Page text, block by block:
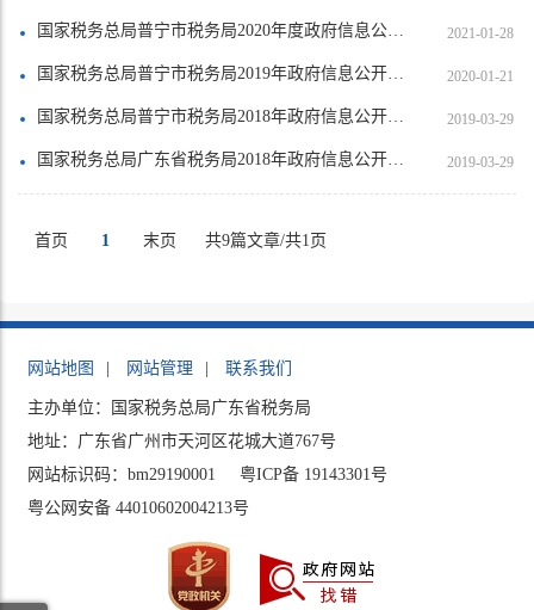
国家税务总局普宁市税务局2020年度政府信息公开工作年度报告 2021-01-28
国家税务总局普宁市税务局2019年政府信息公开工作年度报告 2020-01-21
国家税务总局普宁市税务局2018年政府信息公开工作年度报告 2019-03-29
国家税务总局广东省税务局2018年政府信息公开年度报告 2019-03-29
首页 1 末页 共9篇文章/共1页
网站地图 网站管理 联系我们
主办单位：国家税务总局广东省税务局
地址：广东省广州市天河区花城大道767号
网站标识码：bm29190001
粤ICP备 19143301号
粤公网安备 44010602004213号